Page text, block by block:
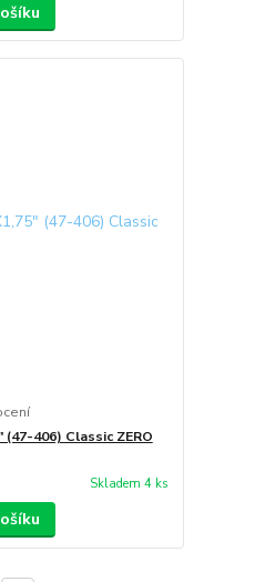
(47-406) Classic ZERO
Skladem 4 ks